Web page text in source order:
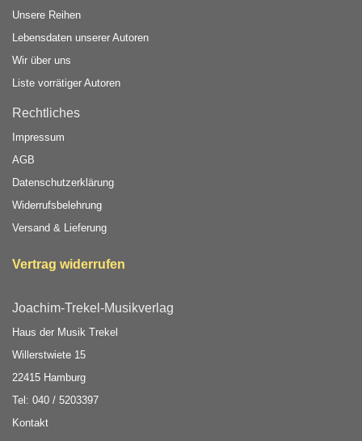
Unsere Reihen
Lebensdaten unserer Autoren
Wir über uns
Liste vorrätiger Autoren
Rechtliches
Impressum
AGB
Datenschutzerklärung
Widerrufsbelehrung
Versand & Lieferung
Vertrag widerrufen
Joachim-Trekel-Musikverlag
Haus der Musik Trekel
Willerstwiete 15
22415 Hamburg
Tel: 040 / 5203397
Kontakt